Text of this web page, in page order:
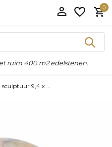
0
ruim 400 m2 edelstenen.
9,4 x ...